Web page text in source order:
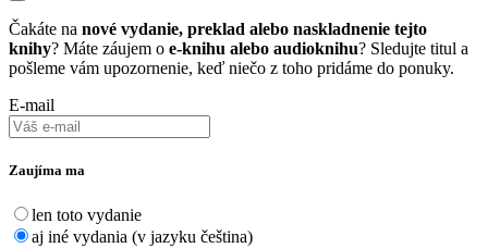
Čakáte na nové vydanie, preklad alebo naskladnenie tejto
knihy? Máte záujem o e-knihu alebo audioknihu? Sledujte titul a
pošleme vám upozornenie, keď niečo z toho pridáme do ponuky.
E-mail
Zaujíma ma
len toto vydanie
aj iné vydania (v jazyku čeština)